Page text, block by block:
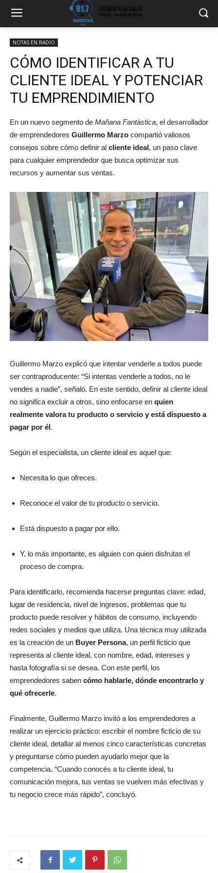
NOTAS EN RADIO
CÓMO IDENTIFICAR A TU
CLIENTE IDEAL Y POTENCIAR
TU EMPRENDIMIENTO
En un nuevo segmento de Mañana Fantástica, el desarrollador
de emprendedores Guillermo Marzo compartió valiosos
consejos sobre cómo definir al cliente ideal, un paso clave
para cualquier emprendedor que busca optimizar sus
recursos y aumentar sus ventas.
Guillermo Marzo explicó que intentar venderle a todos puede
ser contraproducente: “Si intentas venderle a todos, no le
vendes a nadie”, señaló. En este sentido, definir al cliente ideal
no significa excluir a otros, sino enfocarse en quien
realmente valora tu producto o servicio y está dispuesto a
pagar por él.
Según el especialista, un cliente ideal es aquel que:
Necesita lo que ofreces.
Reconoce el valor de tu producto o servicio.
Está dispuesto a pagar por ello.
Y, lo más importante, es alguien con quien disfrutas el
proceso de compra.
Para identificarlo, recomienda hacerse preguntas clave: edad,
lugar de residencia, nivel de ingresos, problemas que tu
producto puede resolver y hábitos de consumo, incluyendo
redes sociales y medios que utiliza. Una técnica muy utilizada
es la creación de un Buyer Persona, un perfil ficticio que
representa al cliente ideal, con nombre, edad, intereses y
hasta fotografía si se desea. Con este perfil, los
emprendedores saben cómo hablarle, dónde encontrarlo y
qué ofrecerle.
Finalmente, Guillermo Marzo invitó a los emprendedores a
realizar un ejercicio práctico: escribir el nombre ficticio de su
cliente ideal, detallar al menos cinco características concretas
y preguntarse cómo pueden ayudarlo mejor que la
competencia. “Cuando conocés a tu cliente ideal, tu
comunicación mejora, tus ventas se vuelven más efectivas y
tu negocio crece más rápido”, concluyó.